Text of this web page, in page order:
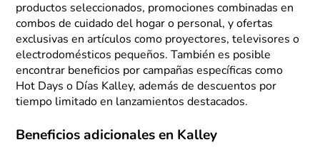
productos seleccionados, promociones combinadas en
combos de cuidado del hogar o personal, y ofertas
exclusivas en artículos como proyectores, televisores o
electrodomésticos pequeños. También es posible
encontrar beneficios por campañas específicas como
Hot Days o Días Kalley, además de descuentos por
tiempo limitado en lanzamientos destacados.
Beneficios adicionales en Kalley